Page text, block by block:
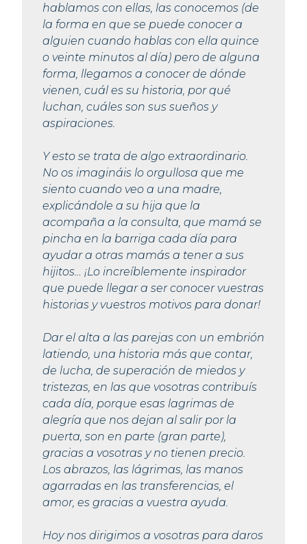
hablamos con ellas, las conocemos (de
la forma en que se puede conocer a
alguien cuando hablas con ella quince
o veinte minutos al día) pero de alguna
forma, llegamos a conocer de dónde
vienen, cuál es su historia, por qué
luchan, cuáles son sus sueños y
aspiraciones.
Y esto se trata de algo extraordinario.
No os imagináis lo orgullosa que me
siento cuando veo a una madre,
explicándole a su hija que la
acompaña a la consulta, que mamá se
pincha en la barriga cada día para
ayudar a otras mamás a tener a sus
hijitos… ¡Lo increíblemente inspirador
que puede llegar a ser conocer vuestras
historias y vuestros motivos para donar!
Dar el alta a las parejas con un embrión
latiendo, una historia más que contar,
de lucha, de superación de miedos y
tristezas, en las que vosotras contribuís
cada día, porque esas lagrimas de
alegría que nos dejan al salir por la
puerta, son en parte (gran parte),
gracias a vosotras y no tienen precio.
Los abrazos, las lágrimas, las manos
agarradas en las transferencias, el
amor, es gracias a vuestra ayuda.
Hoy nos dirigimos a vosotras para daros